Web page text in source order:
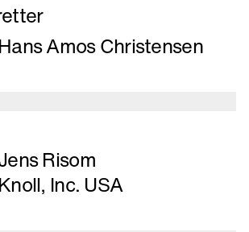
Hans Amos Christensen
Risom
Knoll, Inc. USA